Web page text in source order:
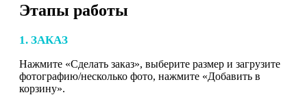
Этапы работы
1. ЗАКАЗ
Нажмите «Сделать заказ», выберите размер и загрузите
фотографию/несколько фото, нажмите «Добавить в
корзину».